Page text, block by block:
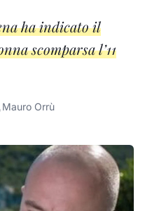
ha indicato il
scomparsa l’11
Mauro Orrù